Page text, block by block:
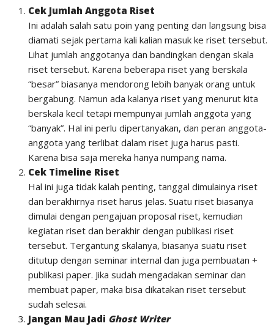
Cek Jumlah Anggota Riset
Ini adalah salah satu poin yang penting dan langsung bisa
diamati sejak pertama kali kalian masuk ke riset tersebut.
Lihat jumlah anggotanya dan bandingkan dengan skala
riset tersebut. Karena beberapa riset yang berskala
“besar” biasanya mendorong lebih banyak orang untuk
bergabung. Namun ada kalanya riset yang menurut kita
berskala kecil tetapi mempunyai jumlah anggota yang
“banyak”. Hal ini perlu dipertanyakan, dan peran anggota-
anggota yang terlibat dalam riset juga harus pasti.
Karena bisa saja mereka hanya numpang nama.
Cek Timeline Riset
Hal ini juga tidak kalah penting, tanggal dimulainya riset
dan berakhirnya riset harus jelas. Suatu riset biasanya
dimulai dengan pengajuan proposal riset, kemudian
kegiatan riset dan berakhir dengan publikasi riset
tersebut. Tergantung skalanya, biasanya suatu riset
ditutup dengan seminar internal dan juga pembuatan +
publikasi paper. Jika sudah mengadakan seminar dan
membuat paper, maka bisa dikatakan riset tersebut
sudah selesai.
Jangan Mau Jadi Ghost Writer